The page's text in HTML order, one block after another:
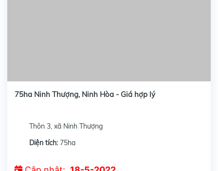
75ha Ninh Thượng, Ninh Hòa - Giá hợp lý
Thôn 3, xã Ninh Thượng
Diện tích: 75ha